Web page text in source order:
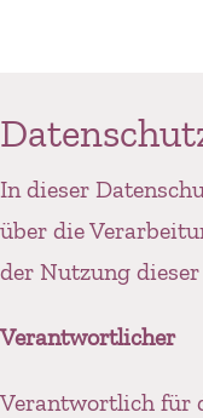
In dieser
über die
der Nutzung dieser
Verantwortlicher
Verantwortlich für